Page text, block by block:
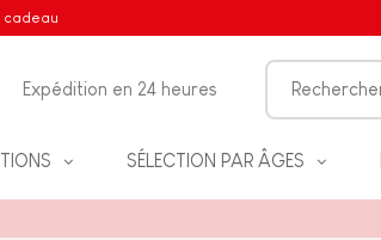
cadeau
Expédition en 24 heures
SÉLECTION PAR ÂGES